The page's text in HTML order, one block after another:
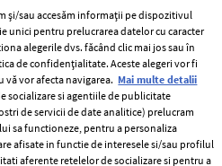
Termeni si conditii
Politica de
și/sau accesăm informații pe dispozitivul
unici pentru prelucrarea datelor cu caracter
alegerile dvs. făcând clic mai jos sau în
de confidențialitate. Aceste alegeri vor fi
vor afecta navigarea. Mai multe detalii
socializare si agentiile de publicitate
de servicii de date analitice) prelucram
sa functioneze, pentru a personaliza
afisate in functie de interesele si/sau profilul
aferente retelelor de socializare si pentru a